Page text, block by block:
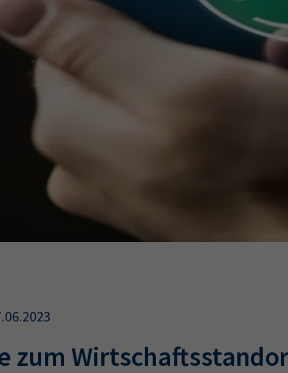
Hier können Sie auch aus
Ausbildungsvertrag
Wirtschaftsfachwirt
zum